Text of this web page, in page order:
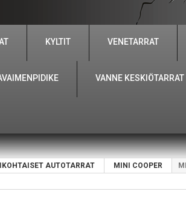
KYLTIT VENETARRAT
VANNE KESKIÖTARRAT
AUTOTARRAT MINI COOPER